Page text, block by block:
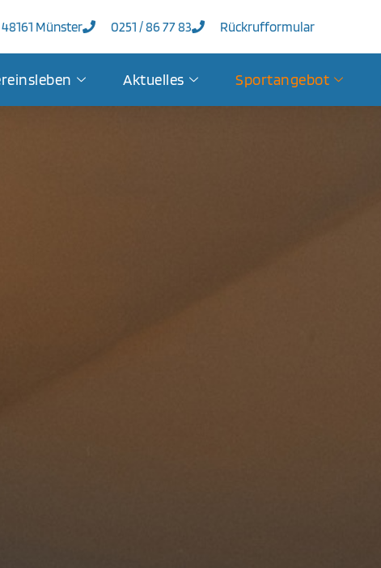
Münster 0251 / 86 77 83 Rückrufformular
Aktuelles Sportangebot